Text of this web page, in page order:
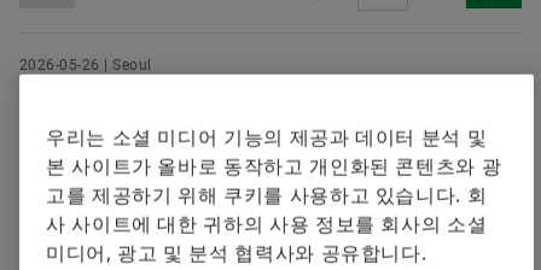
2026-05-26 | Seoul
(EVERGREEN)’ 13기 본격 활동… 오는 8월 베
트남서 물 관련 봉사활동 전개
8월 베트남 봉사활동에 앞서 사전 활동 진행 • 정수기 설
치 지원 및 식수 위생 및 물 안전, 기후 인식 교육 봉사 예
우리는 소셜 미디어 기능의 제공과 데이터 분석 및
본 사이트가 올바로 동작하고 개인화된 콘텐츠와 광
고를 제공하기 위해 쿠키를 사용하고 있습니다. 회
사 사이트에 대한 귀하의 사용 정보를 회사의 소셜
미디어, 광고 및 분석 협력사와 공유합니다.